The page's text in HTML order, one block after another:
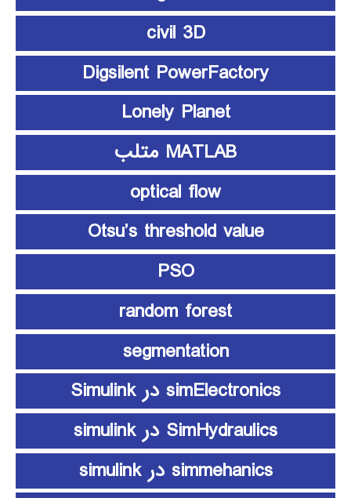
civil 3D
Digsilent PowerFactory
Lonely Planet
MATLAB متلب
optical flow
Otsu’s threshold value
PSO
random forest
segmentation
simElectronics در Simulink
SimHydraulics در simulink
simmehanics در simulink